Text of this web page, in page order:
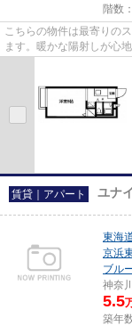
階数
こちらの物件は最寄りの
ます。暖かな陽射しが心
賃貸｜アパート ユナ
東海
京浜
ブル
神奈
5.5
築年